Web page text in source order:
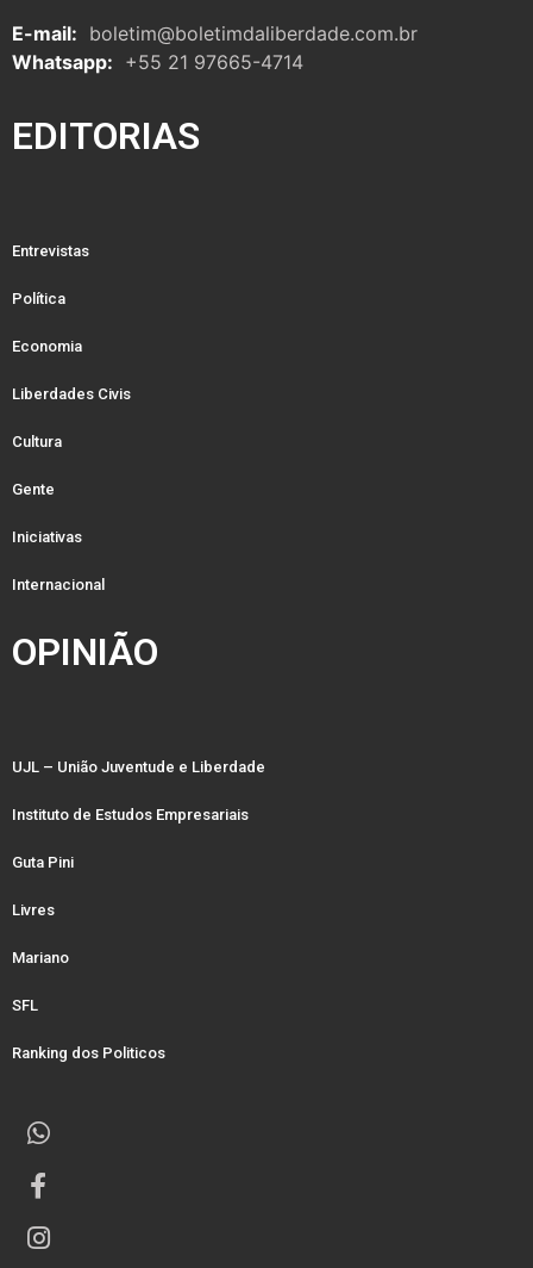
E-mail: boletim@boletimdaliberdade.com.br
Whatsapp: +55 21 97665-4714
EDITORIAS
Entrevistas
Política
Economia
Liberdades Civis
Cultura
Gente
Iniciativas
Internacional
OPINIÃO
UJL – União Juventude e Liberdade
Instituto de Estudos Empresariais
Guta Pini
Livres
Mariano
SFL
Ranking dos Politicos